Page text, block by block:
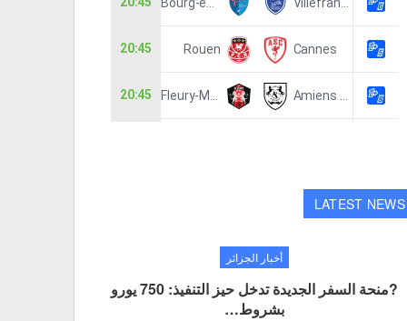
LATEST NEWS
أخبار الجزائر
?منحة السفر الجديدة تدخل حيز التنفيذ: 750 يورو
بشروط…